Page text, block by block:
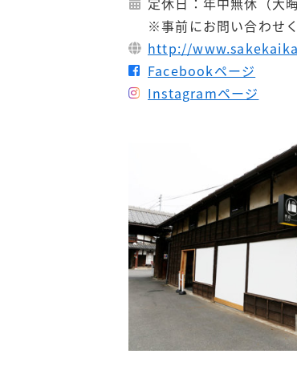
※事前にお問い合わせく
http://
Facebookページ
Instagramページ